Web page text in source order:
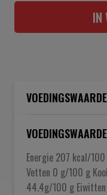
IN
Energie 207 kcal/
Vetten 0 g/100 g
44.4g/100 g